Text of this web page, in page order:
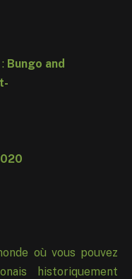
Bungo and
où vous pouvez
historiquement